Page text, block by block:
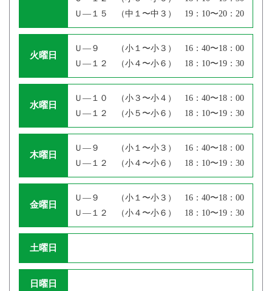
Ｕ―１５ （中１〜中３） 19：10〜20：20
火曜日
Ｕ―９ （小１〜小３） 16：40〜18：00
Ｕ―１２ （小４〜小６） 18：10〜19：30
水曜日
Ｕ―１０ （小３〜小４） 16：40〜18：00
Ｕ―１２ （小５〜小６） 18：10〜19：30
木曜日
Ｕ―９ （小１〜小３） 16：40〜18：00
Ｕ―１２ （小４〜小６） 18：10〜19：30
金曜日
Ｕ―９ （小１〜小３） 16：40〜18：00
Ｕ―１２ （小４〜小６） 18：10〜19：30
土曜日
日曜日